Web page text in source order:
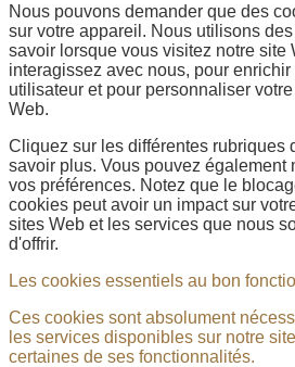
Nous pouvons demander que des
sur votre appareil. Nous utilisons
savoir lorsque vous visitez notre site
interagissez avec nous, pour
utilisateur et pour personnaliser
Web.
Cliquez sur les différentes rubriques
savoir plus. Vous pouvez également
vos préférences. Notez que le
cookies peut avoir un impact sur
sites Web et les services que nous
d'offrir.
Les cookies essentiels au bon
Ces cookies sont absolument
les services disponibles sur notre
certaines de ses fonctionnalités.